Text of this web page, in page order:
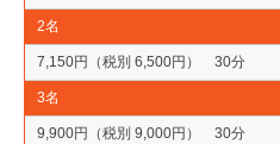
2名
7,150円（税別 6,500円） 30分
3名
9,900円（税別 9,000円） 30分